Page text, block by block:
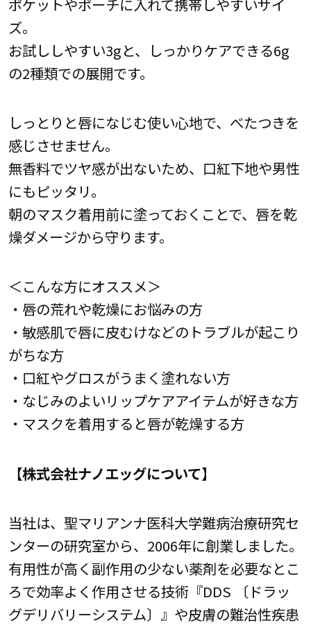
ズ。
お試ししやすい3gと、しっかりケアできる6g
の2種類での展開です。
しっとりと唇になじむ使い心地で、べたつきを
感じさせません。
無香料でツヤ感が出ないため、口紅下地や男性
にもピッタリ。
朝のマスク着用前に塗っておくことで、唇を乾
燥ダメージから守ります。
＜こんな方にオススメ＞
・唇の荒れや乾燥にお悩みの方
・敏感肌で唇に皮むけなどのトラブルが起こり
がちな方
・口紅やグロスがうまく塗れない方
・なじみのよいリップケアアイテムが好きな方
・マスクを着用すると唇が乾燥する方
【株式会社ナノエッグについて】
当社は、聖マリアンナ医科大学難病治療研究セ
ンターの研究室から、2006年に創業しました。
有用性が高く副作用の少ない薬剤を必要なとこ
ろで効率よく作用させる技術『DDS 〔ドラッ
グデリバリーシステム〕』や皮膚の難治性疾患